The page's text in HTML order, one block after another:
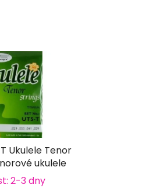
Ukulele Tenor
ukulele
2-3 dny